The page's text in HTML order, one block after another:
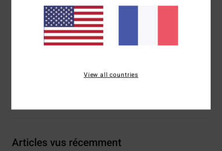
Logotage :Ecusson billabong
Autres caractéristiques : sérigraphie à l'avant
Composition100 % Coton
Articles vus récemment
View all countries